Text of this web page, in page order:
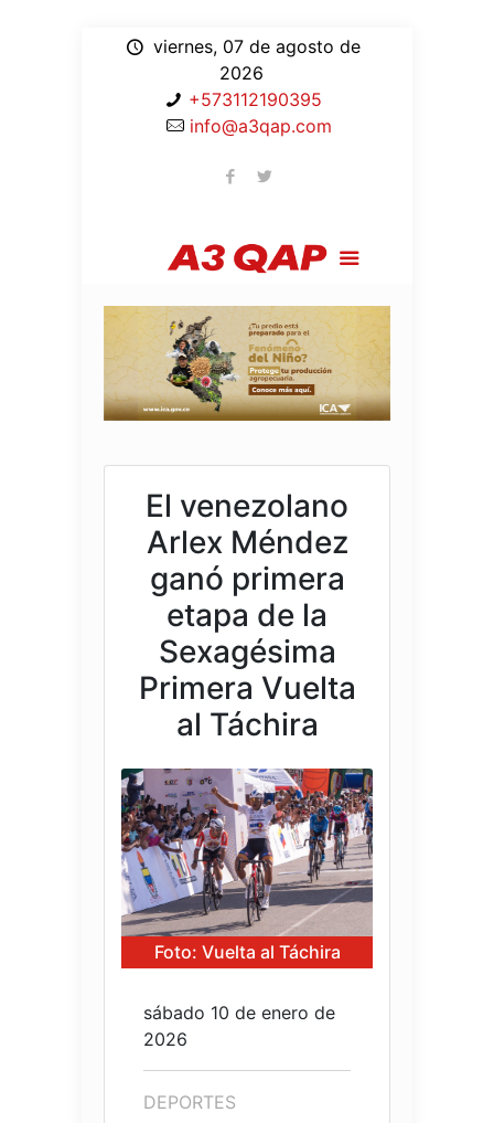
viernes, 07 de agosto de
2026
+573112190395
info@a3qap.com
El venezolano
Arlex Méndez
ganó primera
etapa de la
Sexagésima
Primera Vuelta
al Táchira
Foto: Vuelta al Táchira
sábado 10 de enero de
2026
DEPORTES